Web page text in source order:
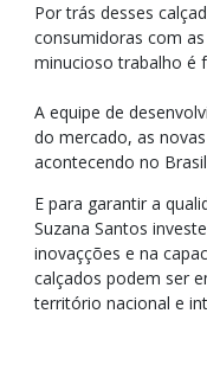
Por trás desses
consumidoras com
minucioso trabalho é
A equipe de
do mercado, as
acontecendo no
E para garantir a
Suzana Santos
inovaçções e na
calçados podem ser
território nacional e